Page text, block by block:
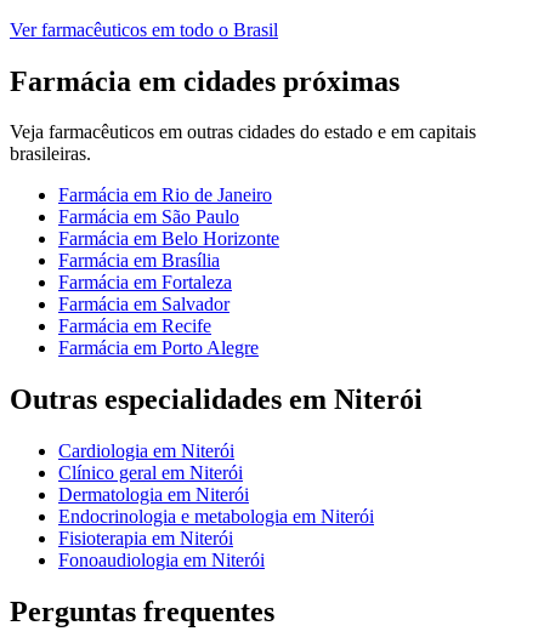
Verfarmacêuticos em todo o Brasil
Farmácia em cidades próximas
Veja farmacêuticos em outras cidades do estado e em capitais
brasileiras.
Farmácia em Rio de Janeiro
Farmácia em São Paulo
Farmácia em Belo Horizonte
Farmácia em Brasília
Farmácia em Fortaleza
Farmácia em Salvador
Farmácia em Recife
Farmácia em Porto Alegre
Outras especialidades em Niterói
Cardiologia em Niterói
Clínico geral em Niterói
Dermatologia em Niterói
Endocrinologia e metabologia em Niterói
Fisioterapia em Niterói
Fonoaudiologia em Niterói
Perguntas frequentes